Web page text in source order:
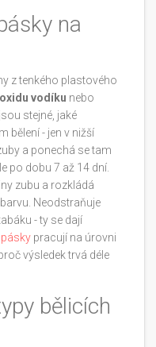
na
z tenkého plastového
vodíku nebo
stejné, jaké
bělení - jen v nižší
a ponechá se tam
po dobu 7 až 14 dní.
zubu a rozkládá
Neodstraňuje
- ty se dají
pracují na úrovni
výsledek trvá déle
bělicích